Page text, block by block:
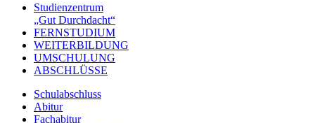
Studienzentrum
„Gut Durchdacht“
FERNSTUDIUM
WEITERBILDUNG
UMSCHULUNG
ABSCHLÜSSE
Schulabschluss
Abitur
Fachabitur